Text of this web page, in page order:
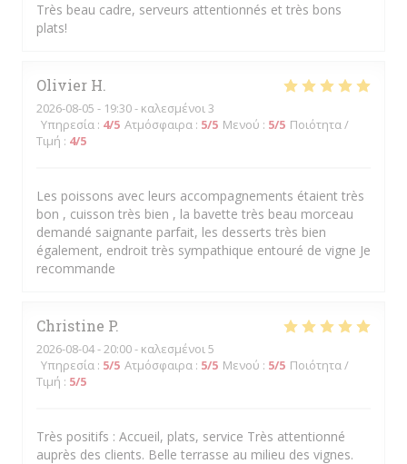
Très beau cadre, serveurs attentionnés et très bons
plats!
Olivier H
2026-08-05 - 19:30 - καλεσμένοι 3
Υπηρεσία : 4/5 Ατμόσφαιρα : 5/5 Μενού : 5/5 Ποιότητα /
Τιμή : 4/5
Les poissons avec leurs accompagnements étaient très
bon , cuisson très bien , la bavette très beau morceau
demandé saignante parfait, les desserts très bien
également, endroit très sympathique entouré de vigne Je
recommande
Christine P
2026-08-04- 20:00 - καλεσμένοι 5
Υπηρεσία : 5/5 Ατμόσφαιρα : 5/5 Μενού : 5/5 Ποιότητα /
Τιμή : 5/5
Très positifs : Accueil, plats, service Très attentionné
auprès des clients. Belle terrasse au milieu des vignes.